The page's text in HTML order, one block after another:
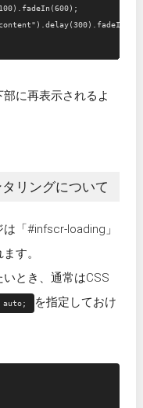
に再表示されるよ
リングについて
「#infscr-loading」
す。
とき、通常はCSS
auto;
を指定しておけ